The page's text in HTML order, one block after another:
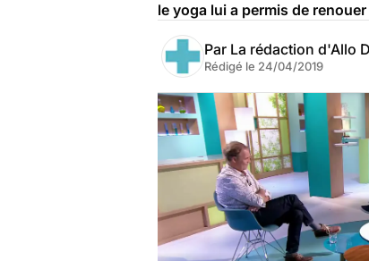
le yoga lui a permis de
Par La rédaction d'Allo
Rédigé le 24/04/2019